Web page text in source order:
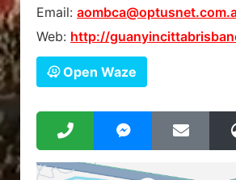
Email:
Web: http://
Open Waze